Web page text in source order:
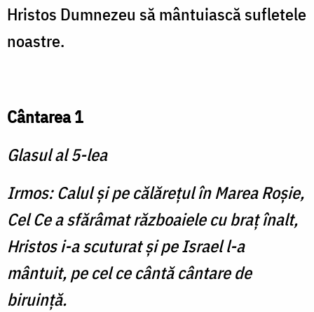
Hristos Dumnezeu să mântuiască sufletele
noastre.
Cântarea 1
Glasul al 5-lea
Irmos: Calul şi pe călăreţul în Marea Roşie,
Cel Ce a sfărâmat războaiele cu braţ înalt,
Hristos i-a scuturat şi pe Israel l-a
mântuit, pe cel ce cântă cântare de
biruinţă.